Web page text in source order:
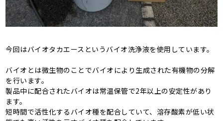
今回はバイオタカエースというバイオ洗浄液を使用しています。
バイオとは微生物のことでバイオにより生成された有機物の分解
を行います。
製品中に配合されたバイオは常温保管で2年以上の安定性があり
ます。
短時間で活性化するバイオ種を配合していて、溶存酸素が低い状